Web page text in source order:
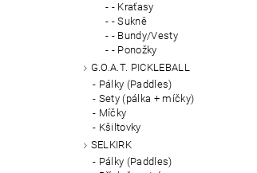
- Kraťasy
- Sukně
- Bundy/Vesty
- Ponožky
G.O.A.T. PICKLEBALL
Pálky (Paddles)
Sety (pálka + míčky)
Míčky
Kšiltovky
SELKIRK
Pálky (Paddles)